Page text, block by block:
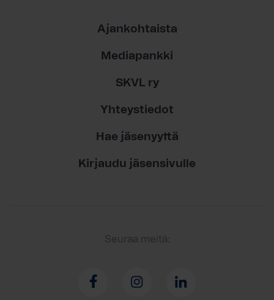
Ajankohtaista
Mediapankki
SKVL ry
Yhteystiedot
Hae jäsenyyttä
Kirjaudu jäsensivulle
Seuraa meitä: